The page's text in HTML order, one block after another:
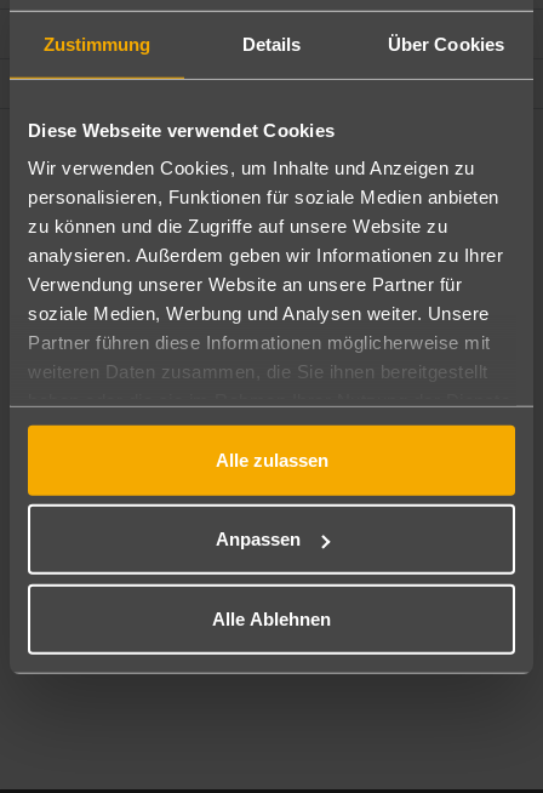
Zustimmung Details Über Cookies
Diese Webseite verwendet Cookies
Wir verwenden Cookies, um Inhalte und Anzeigen zu
personalisieren, Funktionen für soziale Medien anbieten
zu können und die Zugriffe auf unsere Website zu
analysieren. Außerdem geben wir Informationen zu Ihrer
Verwendung unserer Website an unsere Partner für
soziale Medien, Werbung und Analysen weiter. Unsere
Partner führen diese Informationen möglicherweise mit
weiteren Daten zusammen, die Sie ihnen bereitgestellt
gesammelt haben.
Alle zulassen
Anpassen
Alle Ablehnen
Bewertungen
Lage und Umgebung
Angebote filtern
Ändere die Kriterien nach deinen Wünschen
Pauschal Nur Hotel
Abflughafen
Reisezeitraum
10.08.26–08.08.27 7-21 Nächte
2 Erwachsene Keine Kinder